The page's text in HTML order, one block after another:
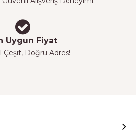
Uygun Fiyat
Çeşit, Doğru Adres!